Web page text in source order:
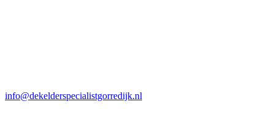
info@dekelderspecialistgorredijk.nl